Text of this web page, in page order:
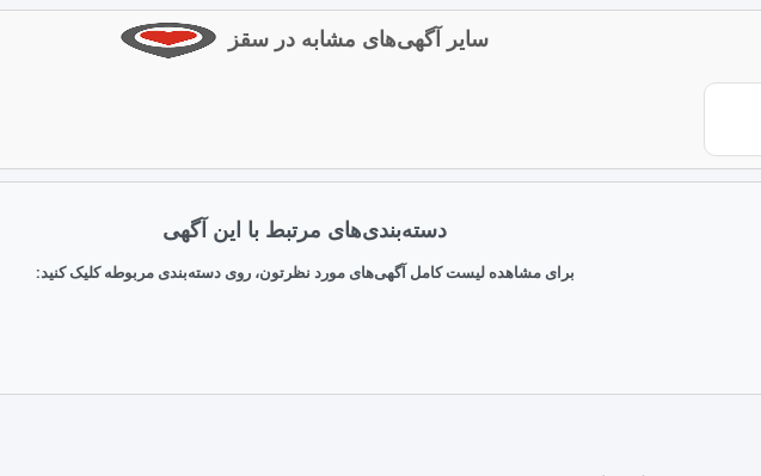
سایر آگهی‌های مشابه در سقز
دسته‌بندی‌های مرتبط با این آگهی
برای مشاهده لیست کامل آگهی‌های مورد نظرتون، روی دسته‌بندی مربوطه کلیک کنید: